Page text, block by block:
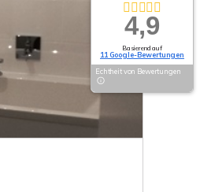
4,9
Basierend auf
11 Google-Bewertungen
Echtheit von Bewertungen